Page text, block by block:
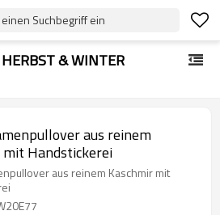
Suchbegriff ein
& WINTER
aus reinem
mit Handstickerei
aus reinem Kaschmir mit